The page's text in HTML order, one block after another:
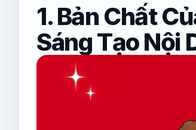
1. Bản Chất
Sáng Tạo Nội